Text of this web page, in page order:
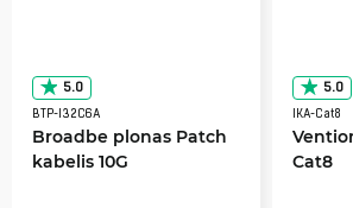
5.0
BTP-I32C6A
Broadbe plonas Patch
kabelis 10G
5.0
IKA-Cat8
Cat8